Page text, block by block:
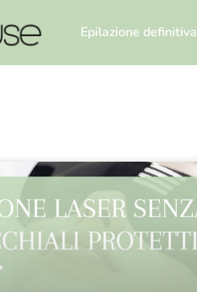
Epilazione definitiva